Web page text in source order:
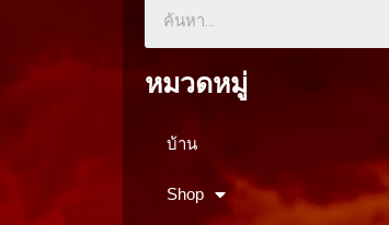
หมวดหมู่
บ้าน
Shop